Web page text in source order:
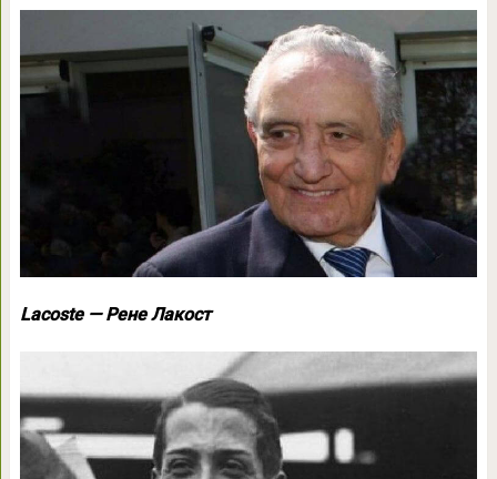
Lacoste — Рене Лакост